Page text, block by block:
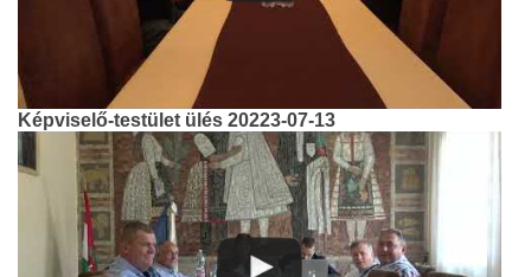
Képviselő-testület ülés 20223-07-13